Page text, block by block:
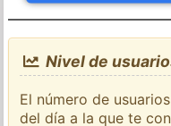
Nivel de
El número de
del día a la que te